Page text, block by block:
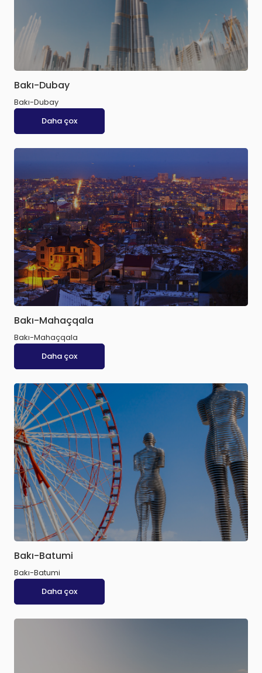
Bakı-Dubay
Bakı-Dubay
Daha çox
Bakı-Mahaçqala
Bakı-Mahaçqala
Daha çox
Bakı-Batumi
Bakı-Batumi
Daha çox